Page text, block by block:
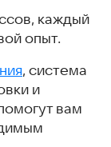
каждый
опыт.
, система
и
вам